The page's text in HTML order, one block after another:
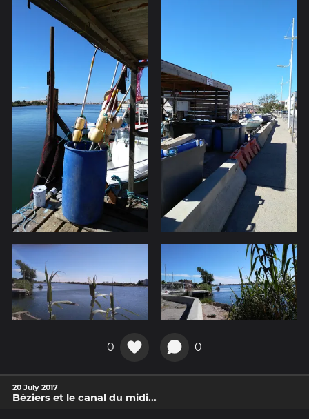
0 0
20 July 2017
Béziers et le canal du midi...